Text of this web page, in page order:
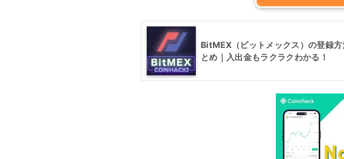
BitMEX（ビットメックス）の登録方
とめ｜入出金もラクラクわかる！